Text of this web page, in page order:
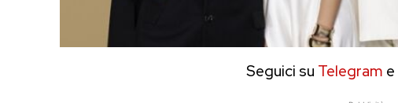
Seguici su Telegram e